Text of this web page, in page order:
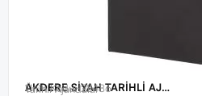
AKDERE SİYAH TARİHLİ AJANDA (15X21 CM)
Ürün Kodu: 22486
Tarihli Ajandalar